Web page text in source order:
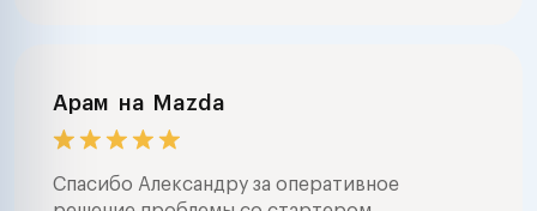
Арам на Mazda
Спасибо Александру за оперативное